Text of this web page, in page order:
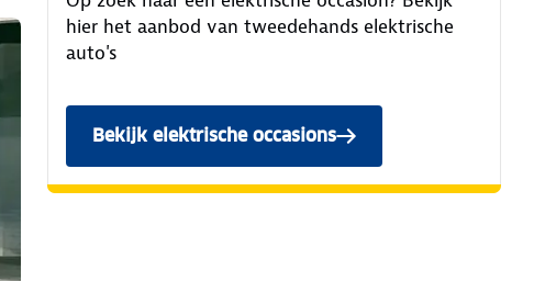
hier het aanbod van tweedehands elektrische
auto's
Bekijk elektrische occasions